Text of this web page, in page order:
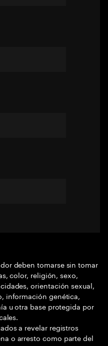
deben tomarse sin tomar
color, religión, sexo,
orientación sexual,
información genética,
u otra base protegida por
a revelar registros
o arresto como parte del